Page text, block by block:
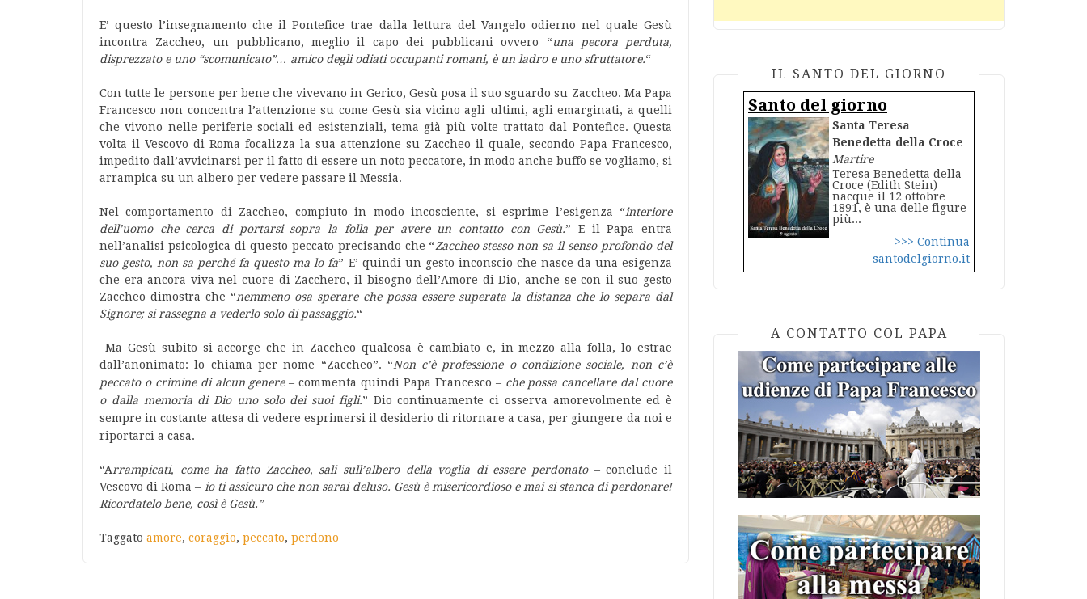
E’ questo l’insegnamento che il Pontefice trae dalla lettura del Vangelo odierno nel quale Gesù
incontra Zaccheo, un pubblicano, meglio il capo dei pubblicani ovvero “una pecora perduta,
disprezzato e uno “scomunicato”… amico degli odiati occupanti romani, è un ladro e uno sfruttatore.“
Con tutte le persone per bene che vivevano in Gerico, Gesù posa il suo sguardo su Zaccheo. Ma Papa
Francesco non concentra l’attenzione su come Gesù sia vicino agli ultimi, agli emarginati, a quelli
che vivono nelle periferie sociali ed esistenziali, tema già più volte trattato dal Pontefice. Questa
volta il Vescovo di Roma focalizza la sua attenzione su Zaccheo il quale, secondo Papa Francesco,
impedito dall’avvicinarsi per il fatto di essere un noto peccatore, in modo anche buffo se vogliamo, si
arrampica su un albero per vedere passare il Messia.
Nel comportamento di Zaccheo, compiuto in modo incosciente, si esprime l’esigenza “interiore
dell’uomo che cerca di portarsi sopra la folla per avere un contatto con Gesù.” E il Papa entra
nell’analisi psicologica di questo peccato precisando che “Zaccheo stesso non sa il senso profondo del
suo gesto, non sa perché fa questo ma lo fa” E’ quindi un gesto inconscio che nasce da una esigenza
che era ancora viva nel cuore di Zacchero, il bisogno dell’Amore di Dio, anche se con il suo gesto
Zaccheo dimostra che “nemmeno osa sperare che possa essere superata la distanza che lo separa dal
Signore; si rassegna a vederlo solo di passaggio.“
Ma Gesù subito si accorge che in Zaccheo qualcosa è cambiato e, in mezzo alla folla, lo estrae
dall’anonimato: lo chiama per nome “Zaccheo”. “Non c’è professione o condizione sociale, non c’è
peccato o crimine di alcun genere – commenta quindi Papa Francesco – che possa cancellare dal cuore
o dalla memoria di Dio uno solo dei suoi figli.” Dio continuamente ci osserva amorevolmente ed è
sempre in costante attesa di vedere esprimersi il desiderio di ritornare a casa, per giungere da noi e
riportarci a casa.
“Arrampicati, come ha fatto Zaccheo, sali sull’albero della voglia di essere perdonato– conclude il
Vescovo di Roma – io ti assicuro che non sarai deluso. Gesù è misericordioso e mai si stanca di perdonare!
Ricordatelo bene, così è Gesù.”
Taggato amore, coraggio, peccato, perdono
IL SANTO DEL GIORNO
Santo del giorno
Santa Teresa
Benedetta della Croce
Martire
Teresa Benedetta della
Croce (Edith Stein)
nacque il 12 ottobre
1891, è una delle figure
più...
>>> Continua
santodelgiorno.it
A CONTATTO COL PAPA